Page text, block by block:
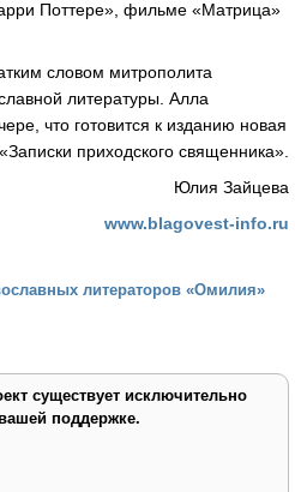
Поттере», фильме «Матрица»
словом митрополита
литературы. Алла
что готовится к изданию новая
приходского священника».
Юлия Зайцева
www.blagovest-info.ru
литераторов «Омилия»
существует исключительно
поддержке.